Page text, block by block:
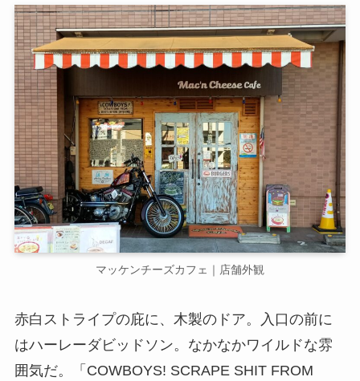
マッケンチーズカフェ｜店舗外観
赤白ストライプの庇に、木製のドア。入口の前に
はハーレーダビッドソン。なかなかワイルドな雰
囲気だ。「COWBOYS! SCRAPE SHIT FROM